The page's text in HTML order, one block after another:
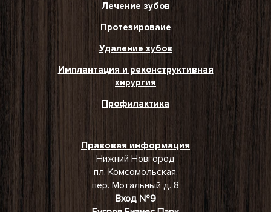
Лечение зубов
Протезироваие
Удаление зубов
Имплантация и реконструктивная
хирургия
Профилактика
Правовая информация
Нижний Новгород
пл. Комсомольская,
пер. Мотальный д. 8
Вход №9